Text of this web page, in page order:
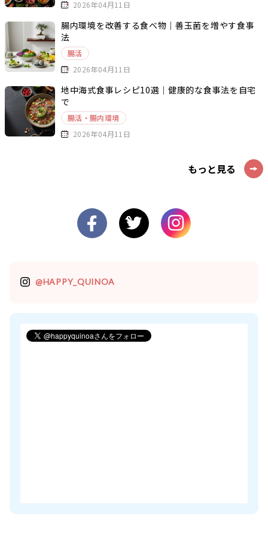
2026年04月11日
腸内環境を改善する食べ物｜善玉菌を増やす食事
法
腸活
2026年04月11日
地中海式食事レシピ10選｜健康的な食事法を自宅
で
腸活・腸内環境
2026年04月11日
もっと見る
@HAPPY_QUINOA